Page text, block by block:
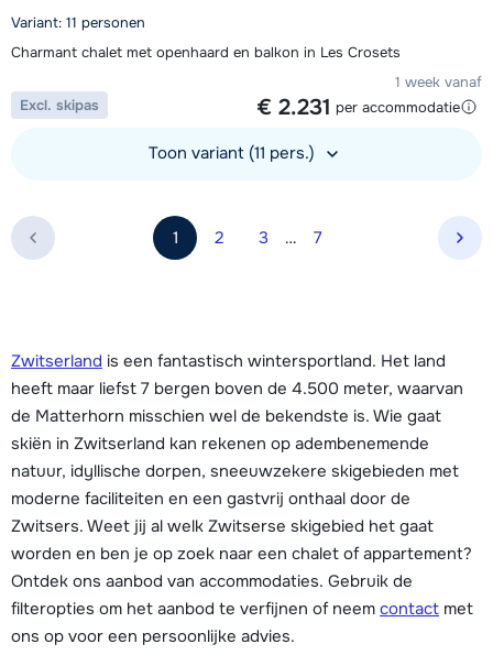
Variant: 11 personen
Charmant chalet met openhaard en balkon in Les Crosets
1 week vanaf
€ 2.231 per accommodatie
Excl. skipas
Toon variant (11 pers.)
1 2 3 … 7
Zwitserland is een fantastisch wintersportland. Het land
heeft maar liefst 7 bergen boven de 4.500 meter, waarvan
de Matterhorn misschien wel de bekendste is. Wie gaat
skiën in Zwitserland kan rekenen op adembenemende
natuur, idyllische dorpen, sneeuwzekere skigebieden met
moderne faciliteiten en een gastvrij onthaal door de
Zwitsers. Weet jij al welk Zwitserse skigebied het gaat
worden en ben je op zoek naar een chalet of appartement?
Ontdek ons aanbod van accommodaties. Gebruik de
filteropties om het aanbod te verfijnen of neem contact met
ons op voor een persoonlijke advies.